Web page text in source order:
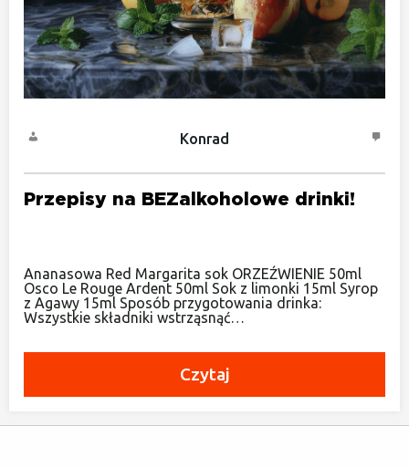
Konrad
Przepisy na BEZalkoholowe drinki!
Ananasowa Red Margarita sok ORZEŹWIENIE 50ml
Osco Le Rouge Ardent 50ml Sok z limonki 15ml Syrop
z Agawy 15ml Sposób przygotowania drinka:
Wszystkie składniki wstrząsnąć…
Czytaj